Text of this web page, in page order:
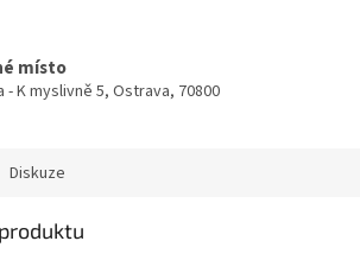
místo
- K myslivně 5, Ostrava, 70800
Diskuze